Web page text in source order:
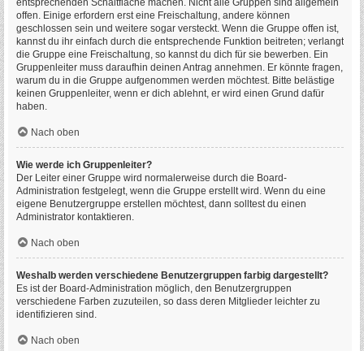
entsprechenden Schaltfläche machen. Nicht alle Gruppen sind allgemein
offen. Einige erfordern erst eine Freischaltung, andere können
geschlossen sein und weitere sogar versteckt. Wenn die Gruppe offen ist,
kannst du ihr einfach durch die entsprechende Funktion beitreten; verlangt
die Gruppe eine Freischaltung, so kannst du dich für sie bewerben. Ein
Gruppenleiter muss daraufhin deinen Antrag annehmen. Er könnte fragen,
warum du in die Gruppe aufgenommen werden möchtest. Bitte belästige
keinen Gruppenleiter, wenn er dich ablehnt, er wird einen Grund dafür
haben.
Nach oben
Wie werde ich Gruppenleiter?
Der Leiter einer Gruppe wird normalerweise durch die Board-
Administration festgelegt, wenn die Gruppe erstellt wird. Wenn du eine
eigene Benutzergruppe erstellen möchtest, dann solltest du einen
Administrator kontaktieren.
Nach oben
Weshalb werden verschiedene Benutzergruppen farbig dargestellt?
Es ist der Board-Administration möglich, den Benutzergruppen
verschiedene Farben zuzuteilen, so dass deren Mitglieder leichter zu
identifizieren sind.
Nach oben